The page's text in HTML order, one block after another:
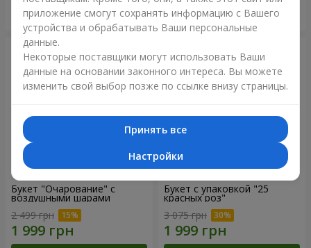
Заказать Заказать
Букет "Очарование" с
воздушными шарами
2 499 грн
Букет с упаковкой "25
красных роз"
3 075 грн
приложение смогут сохранять информацию с Вашего
устройства и обрабатывать Ваши персональные
данные.
Некоторые поставщики могут использовать Ваши
данные на основании законного интереса. Вы можете
изменить свой выбор позже по ссылке внизу страницы.
Принять все
Настройки